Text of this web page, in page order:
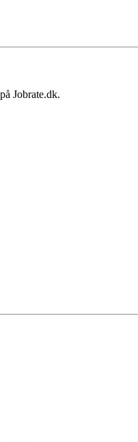
Jobrate.dk.